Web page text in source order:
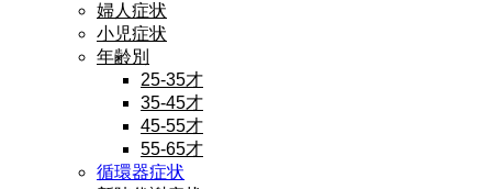
婦人症状
小児症状
年齢別
25-35才
35-45才
45-55才
55-65才
循環器症状